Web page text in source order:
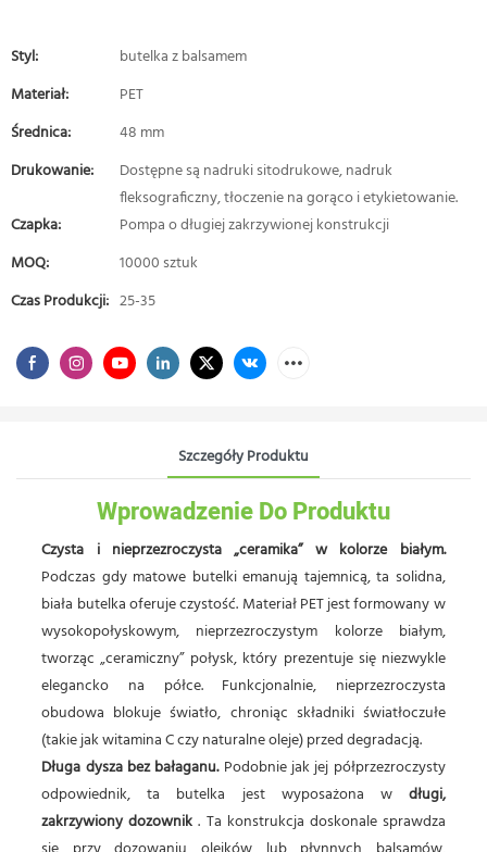
Styl:
butelka z balsamem
Materiał:
PET
Średnica:
48 mm
Drukowanie:
Dostępne są nadruki sitodrukowe, nadruk
fleksograficzny, tłoczenie na gorąco i etykietowanie.
Czapka:
Pompa o długiej zakrzywionej konstrukcji
MOQ:
10000 sztuk
Czas Produkcji: 25-35
Szczegóły Produktu
Wprowadzenie Do Produktu
Czysta i nieprzezroczysta „ceramika” w kolorze białym.
Podczas gdy matowe butelki emanują tajemnicą, ta solidna,
biała butelka oferuje czystość. Materiał PET jest formowany w
wysokopołyskowym, nieprzezroczystym kolorze białym,
tworząc „ceramiczny” połysk, który prezentuje się niezwykle
elegancko na półce. Funkcjonalnie, nieprzezroczysta
obudowa blokuje światło, chroniąc składniki światłoczułe
(takie jak witamina C czy naturalne oleje) przed degradacją.
Długa dysza bez bałaganu.Podobnie jak jej półprzezroczysty
odpowiednik, ta butelka jest wyposażona w długi,
zakrzywiony dozownik . Ta konstrukcja doskonale sprawdza